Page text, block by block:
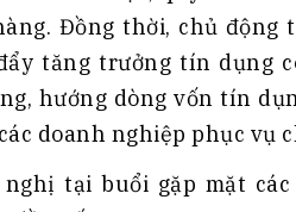
Đồng thời, chủ
tăng trưởng tín dụng
hướng dòng vốn tín
doanh nghiệp phục vụ
tại buổi gặp mặt